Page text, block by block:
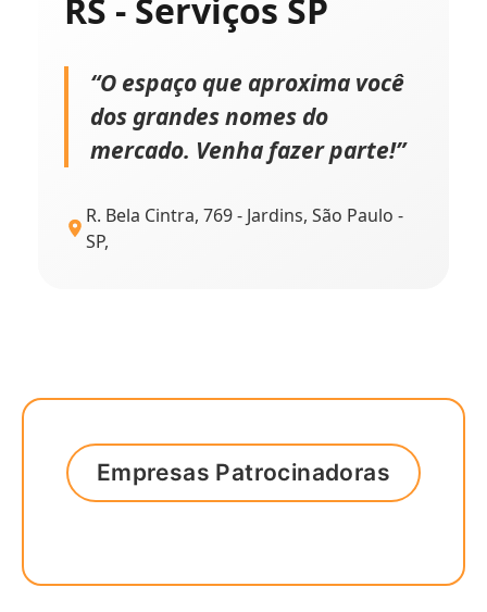
RS - Serviços SP
“O espaço que aproxima você
dos grandes nomes do
mercado. Venha fazer parte!”
R. Bela Cintra, 769 - Jardins, São Paulo -
SP,
Empresas Patrocinadoras